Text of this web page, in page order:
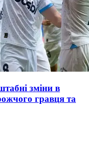
зміни в
гравця та